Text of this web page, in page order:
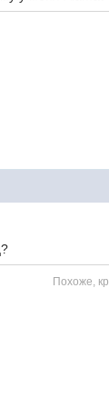
Похоже,